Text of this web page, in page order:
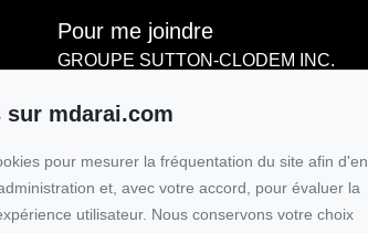
Pour me joindre
GROUPE SUTTON-CLODEM INC.
sur mdarai.com
pour mesurer la fréquentation du site afin d'en
et, avec votre accord, pour évaluer la
utilisateur. Nous conservons votre choix